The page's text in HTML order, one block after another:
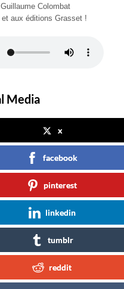
Colombat
aux éditions Grasset !
Media
x
facebook
pinterest
linkedin
tumblr
reddit